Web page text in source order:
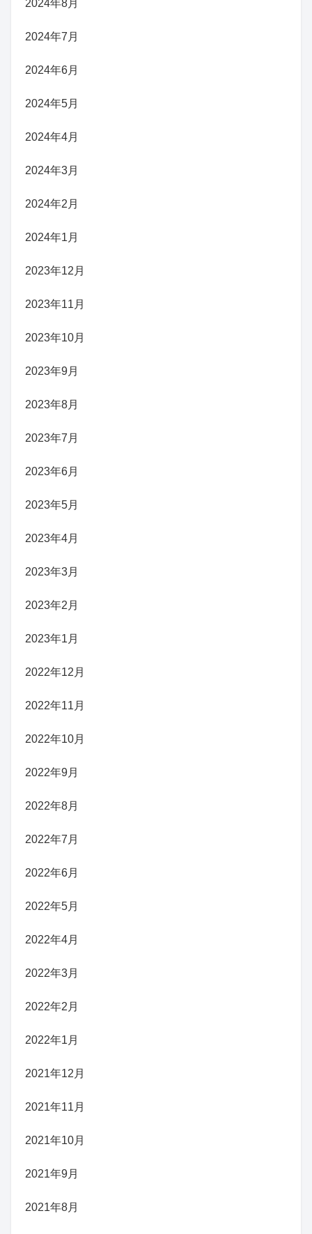
2024年8月
2024年7月
2024年6月
2024年5月
2024年4月
2024年3月
2024年2月
2024年1月
2023年12月
2023年11月
2023年10月
2023年9月
2023年8月
2023年7月
2023年6月
2023年5月
2023年4月
2023年3月
2023年2月
2023年1月
2022年12月
2022年11月
2022年10月
2022年9月
2022年8月
2022年7月
2022年6月
2022年5月
2022年4月
2022年3月
2022年2月
2022年1月
2021年12月
2021年11月
2021年10月
2021年9月
2021年8月